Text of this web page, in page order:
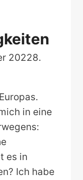
20228.
in eine
es in
Ich habe